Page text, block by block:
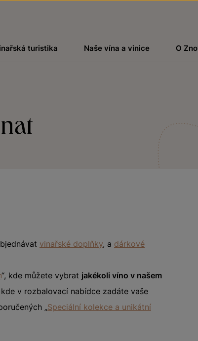
turistika Naše vína a vinice O
vinařské doplňky, a dárkové
“, kde můžete vybrat jakékoli víno v našem
v rozbalovací nabídce zadáte vaše
„Speciální kolekce a unikátní